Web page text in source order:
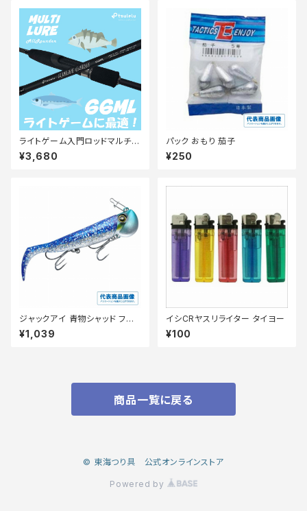
ライトゲーム入門ロッドマルチル
アーアジメバル 66ML マットブ
ラック
¥3,680
パック おもり 茄子
¥250
ジャックアイ 青物シャッド フル
シルバー FS447-30
¥1,039
イシCRヤスリライター タイヨー
¥100
商品一覧に戻る
© 東海つり具 公式オンラインストア
Powered by